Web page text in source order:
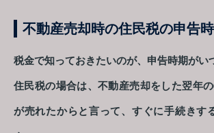
不動産売却時の住民税の申告
税金で知っておきたいのが、申告時期がい
住民税の場合は、不動産売却をした翌年
が売れたからと言って、すぐに手続きす